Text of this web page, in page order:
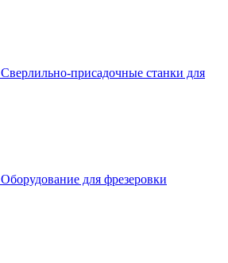
Сверлильно-присадочные станки для
Оборудование для фрезеровки